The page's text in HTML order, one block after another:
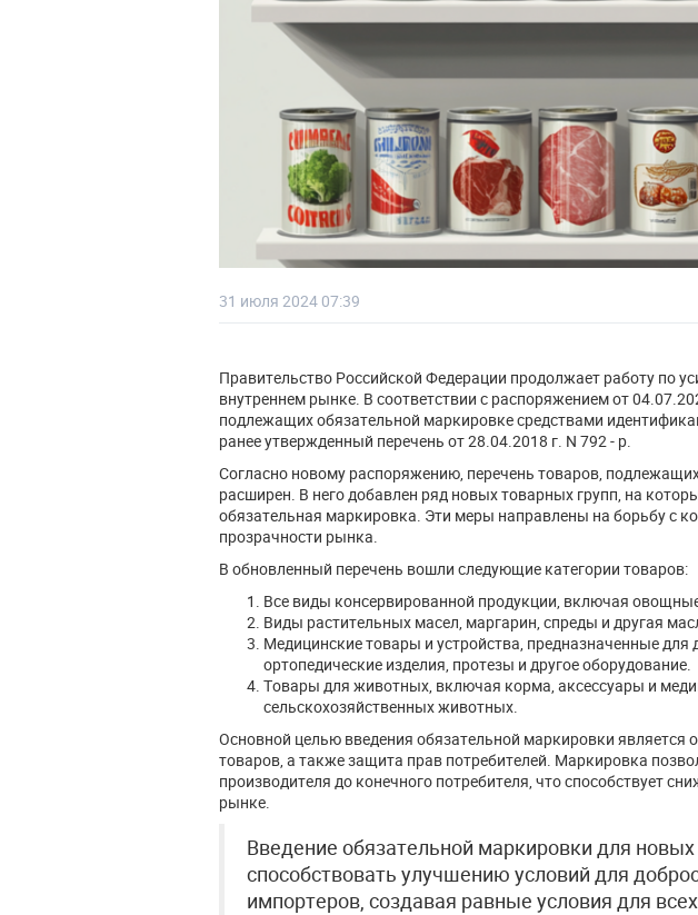
31 июля 2024 07:39
Правительство Российской Федерации продолжает работу по
внутреннем рынке. В соответствии с распоряжением от
подлежащих обязательной маркировке средствами
ранее утвержденный перечень от 28.04.2018 г. N 792 - р.
Согласно новому распоряжению, перечень товаров,
расширен. В него добавлен ряд новых товарных групп, на
обязательная маркировка. Эти меры направлены на борьбу с
прозрачности рынка.
В обновленный перечень вошли следующие категории товаров:
Все виды консервированной продукции, включая
Виды растительных масел, маргарин, спреды и другая
Медицинские товары и устройства, предназначенные
ортопедические изделия, протезы и другое оборудование.
Товары для животных, включая корма, аксессуары и
сельскохозяйственных животных.
Основной целью введения обязательной маркировки является
товаров, а также защита прав потребителей. Маркировка
производителя до конечного потребителя, что способствует
рынке.
Введение обязательной маркировки для
способствовать улучшению условий для
импортеров, создавая равные условия для